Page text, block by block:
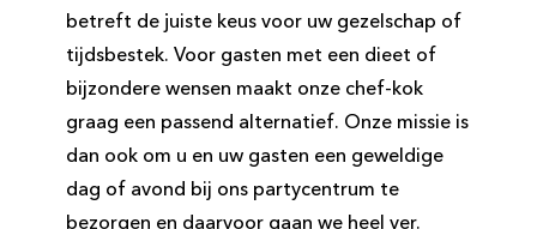
betreft de juiste keus voor uw gezelschap of
tijdsbestek. Voor gasten met een dieet of
bijzondere wensen maakt onze chef-kok
graag een passend alternatief. Onze missie is
dan ook om u en uw gasten een geweldige
dag of avond bij ons partycentrum te
bezorgen en daarvoor gaan we heel ver.